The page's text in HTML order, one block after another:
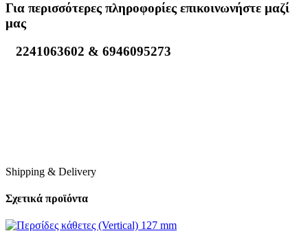
Για περισσότερες πληροφορίες επικοινωνήστε μαζί
μας
2241063602 & 6946095273
Shipping & Delivery
Σχετικά προϊόντα